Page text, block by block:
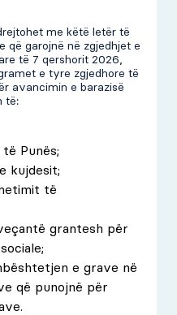
me këtë letër të
që garojnë në zgjedhjet e
të 7 qershorit 2026,
e tyre zgjedhore të
avancimin e barazisë
të:
Punës;
kujdesit;
të
grantesh për
e grave në
që punojnë për